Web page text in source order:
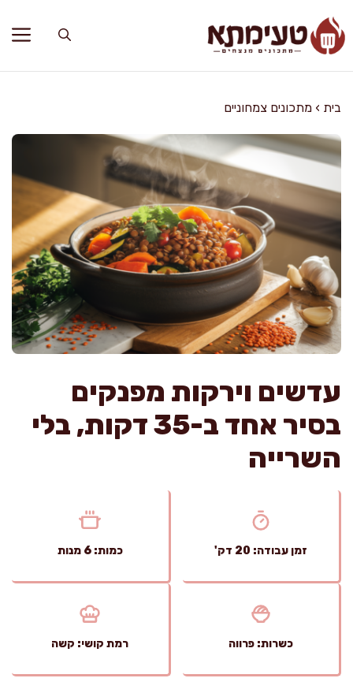
לתוכן
בית › מתכונים צמחוניים
עדשים וירקות מפנקים
בסיר אחד ב-35 דקות, בלי
השרייה
זמן עבודה: 20 דק' כמות: 6 מנות
כשרות: פרווה רמת קושי: קשה